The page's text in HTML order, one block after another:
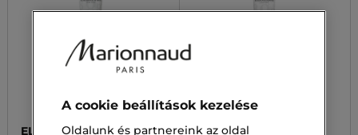
ELIZABETH ARDEN ELIZABETH ARDEN
A cookie beállítások kezelése
Oldalunk és partnereink az oldal